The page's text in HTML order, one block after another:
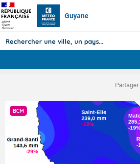
Guyane
Prévisions
TOUS LES RÉSULTATS
Articles
Partager
BCM